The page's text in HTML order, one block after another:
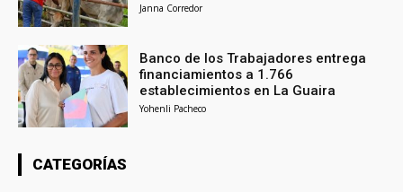
Janna Corredor
Banco de los Trabajadores entrega
financiamientos a 1.766
establecimientos en La Guaira
Yohenli Pacheco
CATEGORÍAS